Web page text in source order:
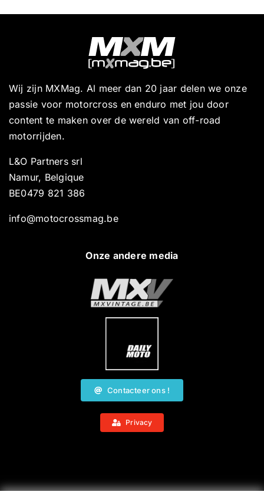
Wij zijn MXMag. Al meer dan 20 jaar delen we onze
passie voor motorcross en enduro met jou door
content te maken over de wereld van off-road
motorrijden.
L&O Partners srl
Namur, Belgique
BE0479 821 386
info@motocrossmag.be
Onze andere media
Contacteer ons !
Privacy